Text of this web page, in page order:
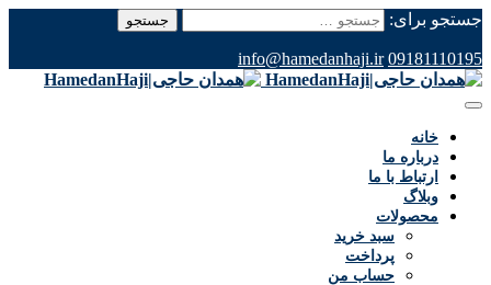
جستجو برای:
09181110195
info@hamedanhaji.ir
خانه
درباره ما
ارتباط با ما
وبلاگ
محصولات
سبد خرید
پرداخت
حساب من